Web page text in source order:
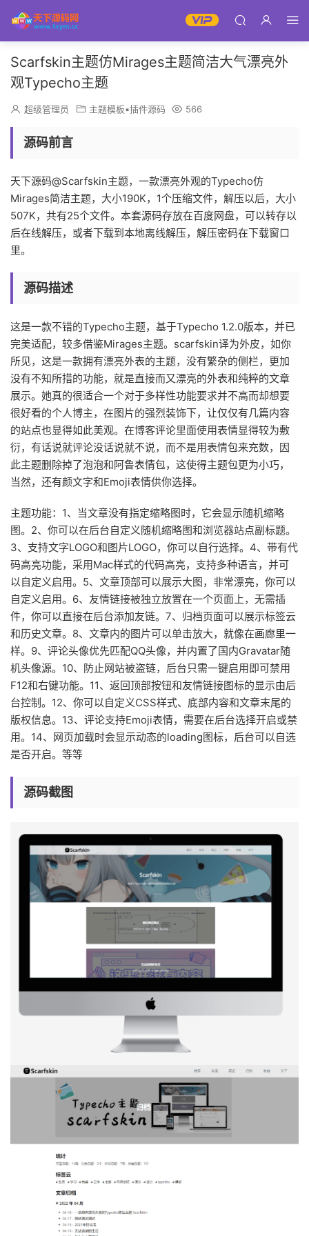
Scarfskin主题仿Mirages主题简洁大气漂亮外
观Typecho主题
超级管理员 主题模板▪插件源码 566
源码前言
天下源码@Scarfskin主题，一款漂亮外观的Typecho仿
Mirages简洁主题，大小190K，1个压缩文件，解压以后，大小
507K，共有25个文件。本套源码存放在百度网盘，可以转存以
后在线解压，或者下载到本地离线解压，解压密码在下载窗口
里。
源码描述
这是一款不错的Typecho主题，基于Typecho 1.2.0版本，并已
完美适配，较多借鉴Mirages主题。scarfskin译为外皮，如你
所见，这是一款拥有漂亮外表的主题，没有繁杂的侧栏，更加
没有不知所措的功能，就是直接而又漂亮的外表和纯粹的文章
展示。她真的很适合一个对于多样性功能要求并不高而却想要
很好看的个人博主，在图片的强烈装饰下，让仅仅有几篇内容
的站点也显得如此美观。在博客评论里面使用表情显得较为敷
衍，有话说就评论没话说就不说，而不是用表情包来充数，因
此主题删除掉了泡泡和阿鲁表情包，这使得主题包更为小巧，
当然，还有颜文字和Emoji表情供你选择。
主题功能：1、当文章没有指定缩略图时，它会显示随机缩略
图。2、你可以在后台自定义随机缩略图和浏览器站点副标题。
3、支持文字LOGO和图片LOGO，你可以自行选择。4、带有代
码高亮功能，采用Mac样式的代码高亮，支持多种语言，并可
以自定义启用。5、文章顶部可以展示大图，非常漂亮，你可以
自定义启用。6、友情链接被独立放置在一个页面上，无需插
件，你可以直接在后台添加友链。7、归档页面可以展示标签云
和历史文章。8、文章内的图片可以单击放大，就像在画廊里一
样。9、评论头像优先匹配QQ头像，并内置了国内Gravatar随
机头像源。10、防止网站被盗链，后台只需一键启用即可禁用
F12和右键功能。11、返回顶部按钮和友情链接图标的显示由后
台控制。12、你可以自定义CSS样式、底部内容和文章末尾的
版权信息。13、评论支持Emoji表情，需要在后台选择开启或禁
用。14、网页加载时会显示动态的loading图标，后台可以自选
是否开启。等等
源码截图